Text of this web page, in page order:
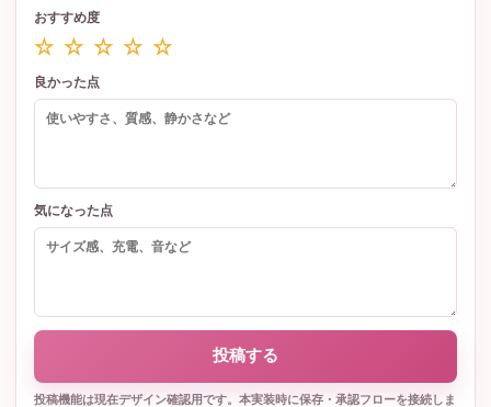
おすすめ度
☆ ☆ ☆ ☆ ☆
良かった点
気になった点
投稿する
投稿機能は現在デザイン確認用です。本実装時に保存・承認フローを接続しま